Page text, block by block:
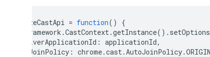
initializeCastApi = function()
{
framework .CastContext.getInstance(). setOptions
receiverApplicationId : applicationId,
autoJoinPolicy : chrome.cast.AutoJoinPolicy.